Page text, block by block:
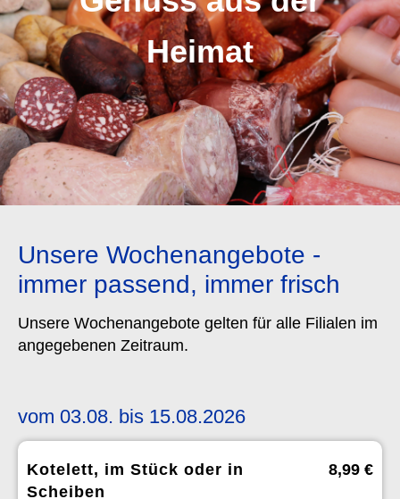
Heimat
Unsere Wochenangebote -
immer passend, immer frisch
Unsere Wochenangebote gelten für alle Filialen im
angegebenen Zeitraum.
vom 03.08. bis 15.08.2026
Kotelett, im Stück oder in
Scheiben
8,99 €